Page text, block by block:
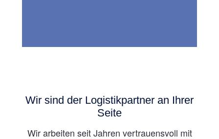
Wir sind der Logistikpartner an Ihrer
Seite
Wir arbeiten seit Jahren vertrauensvoll mit